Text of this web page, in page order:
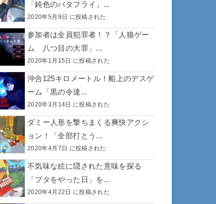
「鈍色のバタフライ」...
2020年5月9日 に投稿された
参加者は全員犯罪者！？「人狼ゲー
ム 八つ目の大罪」...
2020年1月15日 に投稿された
沖合125キロメートル！船上のデスゲ
ーム「黒の令達...
2020年3月14日 に投稿された
ダミー人形を撃ちまくる爽快アクシ
ョン！「全部打とう...
2020年4月7日 に投稿された
不気味な絵に隠された意味を探る
「ブタをやった日」を...
2020年4月22日 に投稿された